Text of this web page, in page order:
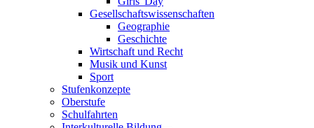
Gesellschaftswissenschaften
Geographie
Geschichte
Wirtschaft und Recht
Musik und Kunst
Sport
Stufenkonzepte
Oberstufe
Schulfahrten